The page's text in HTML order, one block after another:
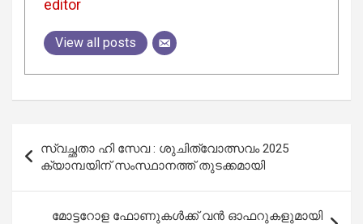
editor
View all posts
navigation
സ്വച്ഛതാ ഹി സേവ : ശുചിത്വോത്സവം 2025
ക്യാമ്പയിന് സംസ്ഥാനത്ത് തുടക്കമായി
മോട്ടറോള ഫോണുകൾക്ക് വൻ ഓഫറുകളുമായി